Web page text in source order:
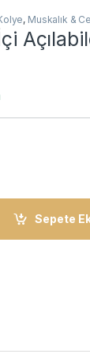
, Muskalık &
Tuğra
Sepete